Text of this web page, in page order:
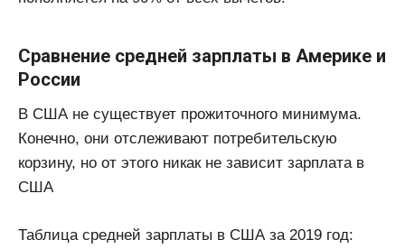
Сравнение средней зарплаты в Америке и
России
В США не существует прожиточного минимума.
Конечно, они отслеживают потребительскую
корзину, но от этого никак не зависит зарплата в
США
Таблица средней зарплаты в США за 2019 год: